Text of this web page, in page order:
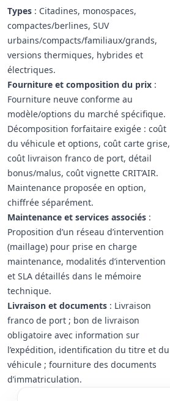
Types : Citadines, monospaces,
compactes/berlines, SUV
urbains/compacts/familiaux/grands,
versions thermiques, hybrides et
électriques.
Fourniture et composition du prix :
Fourniture neuve conforme au
modèle/options du marché spécifique.
Décomposition forfaitaire exigée : coût
du véhicule et options, coût carte grise,
coût livraison franco de port, détail
bonus/malus, coût vignette CRIT’AIR.
Maintenance proposée en option,
chiffrée séparément.
Maintenance et services associés :
Proposition d’un réseau d’intervention
(maillage) pour prise en charge
maintenance, modalités d’intervention
et SLA détaillés dans le mémoire
technique.
Livraison et documents : Livraison
franco de port ; bon de livraison
obligatoire avec information sur
l’expédition, identification du titre et du
véhicule ; fourniture des documents
d’immatriculation.